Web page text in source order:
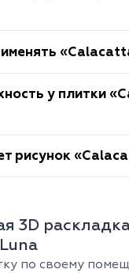
у плитки
рисунок
3D
по своему